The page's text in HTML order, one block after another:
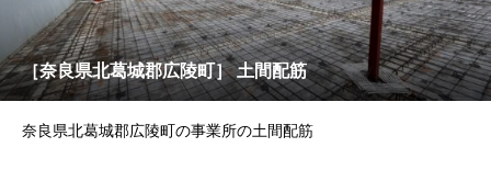
［奈良県北葛城郡広陵町］ 土間配筋
奈良県北葛城郡広陵町の事業所の土間配筋